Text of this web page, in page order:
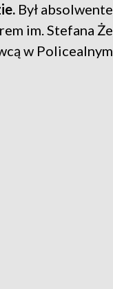
Był
im. Stefana
w